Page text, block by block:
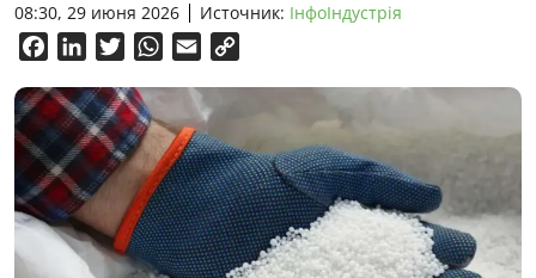
08:30, 29 июня 2026 Источник: ІнфоІндустрія
FacebookLinkedInTwitterWhatsApp
Email